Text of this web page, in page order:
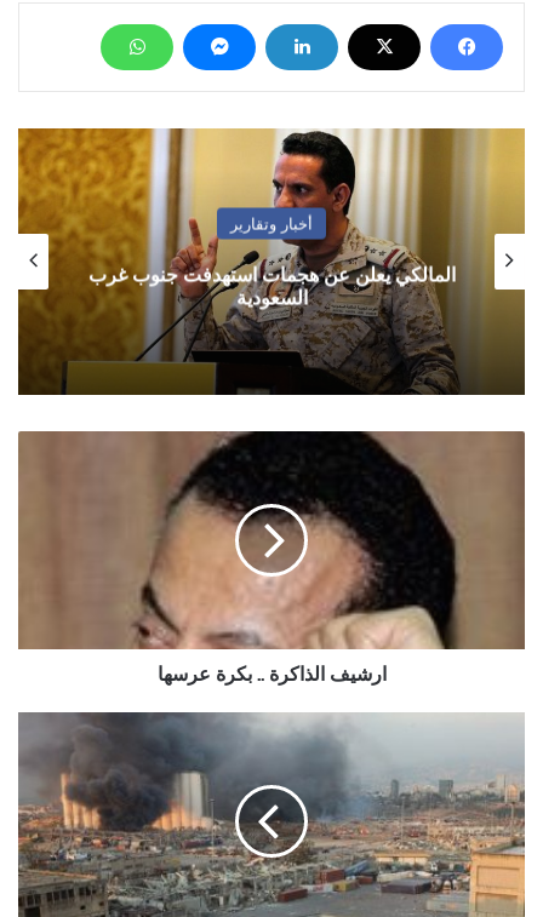
أخبار وتقارير
المالكي يعلن عن هجمات استهدفت جنوب غرب
السعودية
ارشيف الذاكرة .. بكرة عرسها
سفينة
“نترات
الأمونيوم”
إلى
مرفأ
بيروت